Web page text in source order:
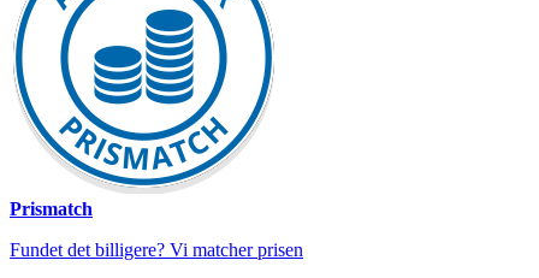
Prismatch
Fundet det billigere? Vi matcher prisen